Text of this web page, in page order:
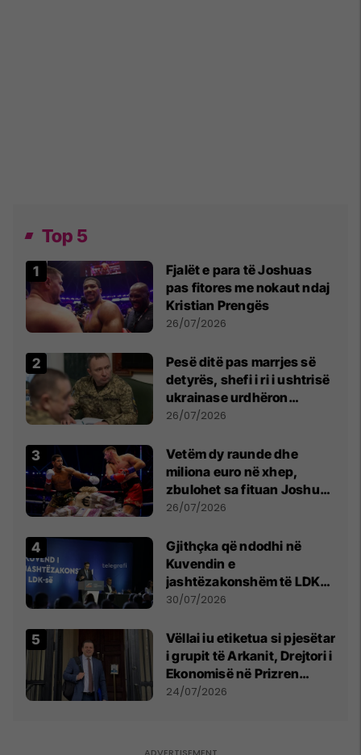
Top 5
Fjalët e para të Joshuas
pas fitores me nokaut ndaj
Kristian Prengës
26/07/2026
Pesë ditë pas marrjes së
detyrës, shefi i ri i ushtrisë
ukrainase urdhëron
kontroll të madh
26/07/2026
Vetëm dy raunde dhe
miliona euro në xhep,
zbulohet sa fituan Joshua
e Prenga
26/07/2026
Gjithçka që ndodhi në
Kuvendin e
jashtëzakonshëm të LDK-
së
30/07/2026
Vëllai iu etiketua si pjesëtar
i grupit të Arkanit, Drejtori i
Ekonomisë në Prizren
mohon pretendimet
24/07/2026